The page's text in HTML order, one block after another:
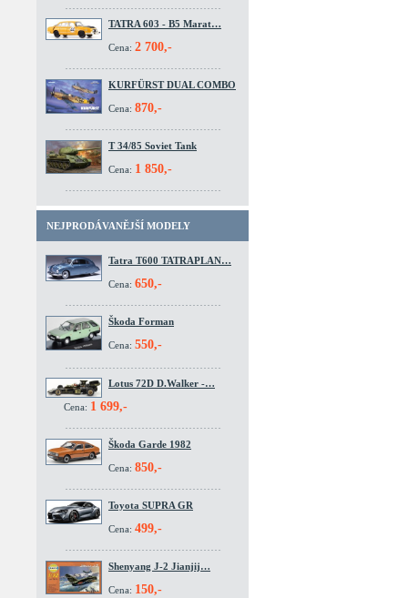
TATRA 603 - B5 Marat…
Cena: 2 700,-
KURFÜRST DUAL COMBO
Cena: 870,-
T 34/85 Soviet Tank
Cena: 1 850,-
NEJPRODÁVANĚJŠÍ MODELY
Tatra T600 TATRAPLAN…
Cena: 650,-
Škoda Forman
Cena: 550,-
Lotus 72D D.Walker -…
Cena: 1 699,-
Škoda Garde 1982
Cena: 850,-
Toyota SUPRA GR
Cena: 499,-
Shenyang J-2 Jianjij…
Cena: 150,-